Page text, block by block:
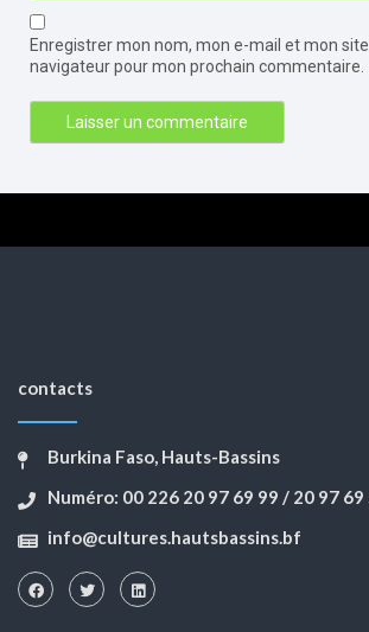
Enregistrer mon nom, mon e-mail et mon
navigateur pour mon prochain commentaire.
contacts
Burkina Faso, Hauts-Bassins
Numéro: 00 226 20 97 69 99 / 20 97 69
info@cultures.hautsbassins.bf